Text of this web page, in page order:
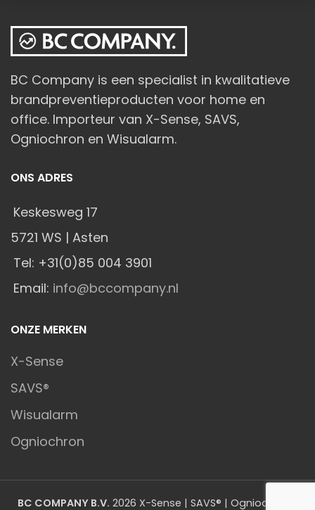
BC Company is een specialist in kwalitatieve
brandpreventieproducten voor home en
office. Importeur van X-Sense, SAVS,
Ogniochron en Wisualarm.
ONS ADRES
Keskesweg 17
5721 WS | Asten
Tel: +31(0)85 004 3901
Email: info@bccompany.nl
ONZE MERKEN
X-Sense
SAVS®
Wisualarm
Ogniochron
BC COMPANY B.V. 2026 X-Sense | SAVS® | Ogniochron |